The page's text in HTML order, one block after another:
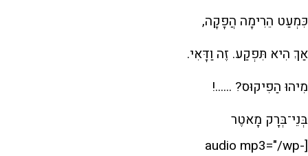
כִּמְעַט הֵרִימָה הֲפָקָה,
אַךְ הִיא תִּפְקַע. זֶה וַדָּאִי.
מִיהוּ הַפִיקוּס? ......!
בְּנֵי־בְּרָק מָאטֶר
[audio mp3="/wp-